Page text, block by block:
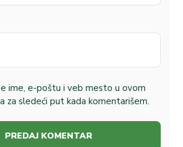
ime, e-poštu i veb mesto u ovom
za sledeći put kada komentarišem.